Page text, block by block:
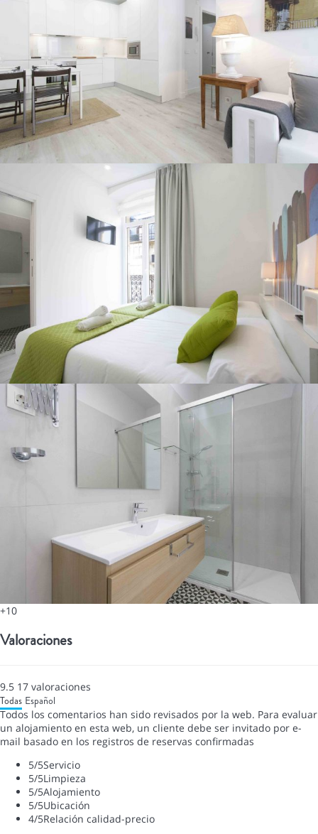
+10
Valoraciones
9.5 17 valoraciones
Todas Español
Todos los comentarios han sido revisados por la web. Para evaluar
un alojamiento en esta web, un cliente debe ser invitado por e-
mail basado en los registros de reservas confirmadas
5/5Servicio
5/5Limpieza
5/5Alojamiento
5/5Ubicación
4/5Relación calidad-precio